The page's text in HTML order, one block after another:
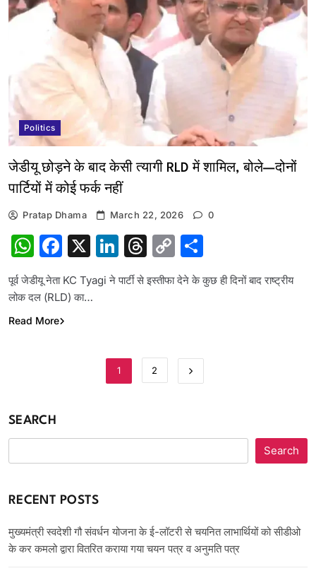
Politics
जेडीयू छोड़ने के बाद केसी त्यागी RLD में शामिल, बोले—दोनों
पार्टियों में कोई फर्क नहीं
Pratap Dhama March 22, 2026 0
WhatsApp
Facebook
X LinkedIn
Threads
Copy
Link
पूर्व जेडीयू नेता KC Tyagi ने पार्टी से इस्तीफा देने के कुछ ही दिनों बाद राष्ट्रीय
लोक दल (RLD) का…
Read More
1 2
SEARCH
Search
RECENT POSTS
मुख्यमंत्री स्वदेशी गौ संवर्धन योजना के ई-लॉटरी से चयनित लाभार्थियों को सीडीओ
के कर कमलो द्वारा वितरित कराया गया चयन पत्र व अनुमति पत्र